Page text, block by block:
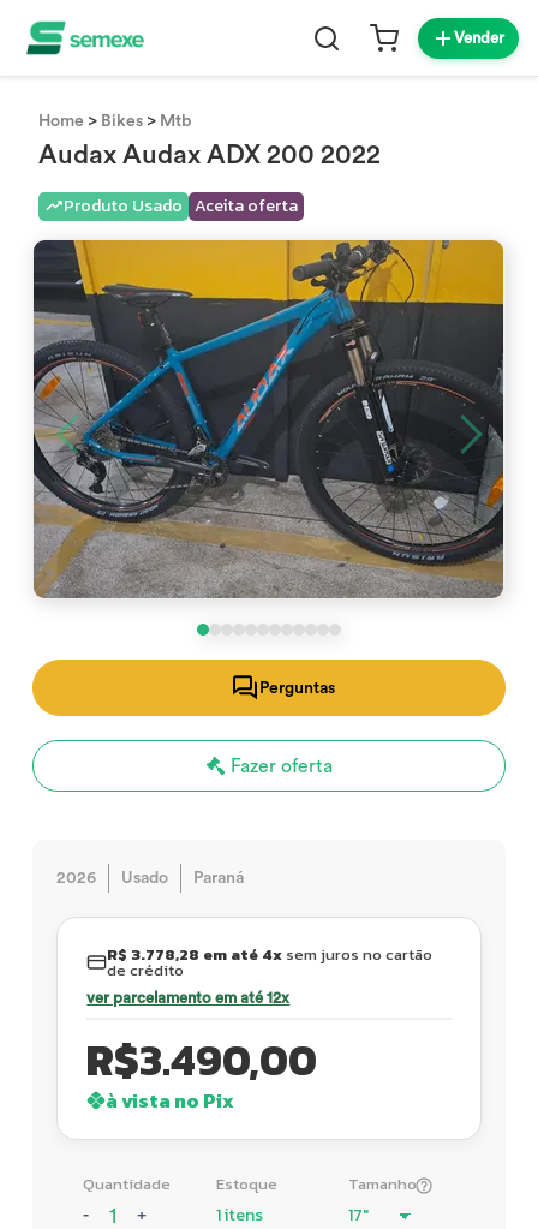
Vender
Home > Bikes > Mtb
Audax Audax ADX 200 2022
Produto Usado Aceita oferta
Perguntas
Fazer oferta
2026 Usado Paraná
R$ 3.778,28 em até 4x sem juros no cartão
de crédito
ver parcelamento em até 12x
R$3.490,00
à vista no Pix
Quantidade
- +
Estoque
1 itens
Tamanho